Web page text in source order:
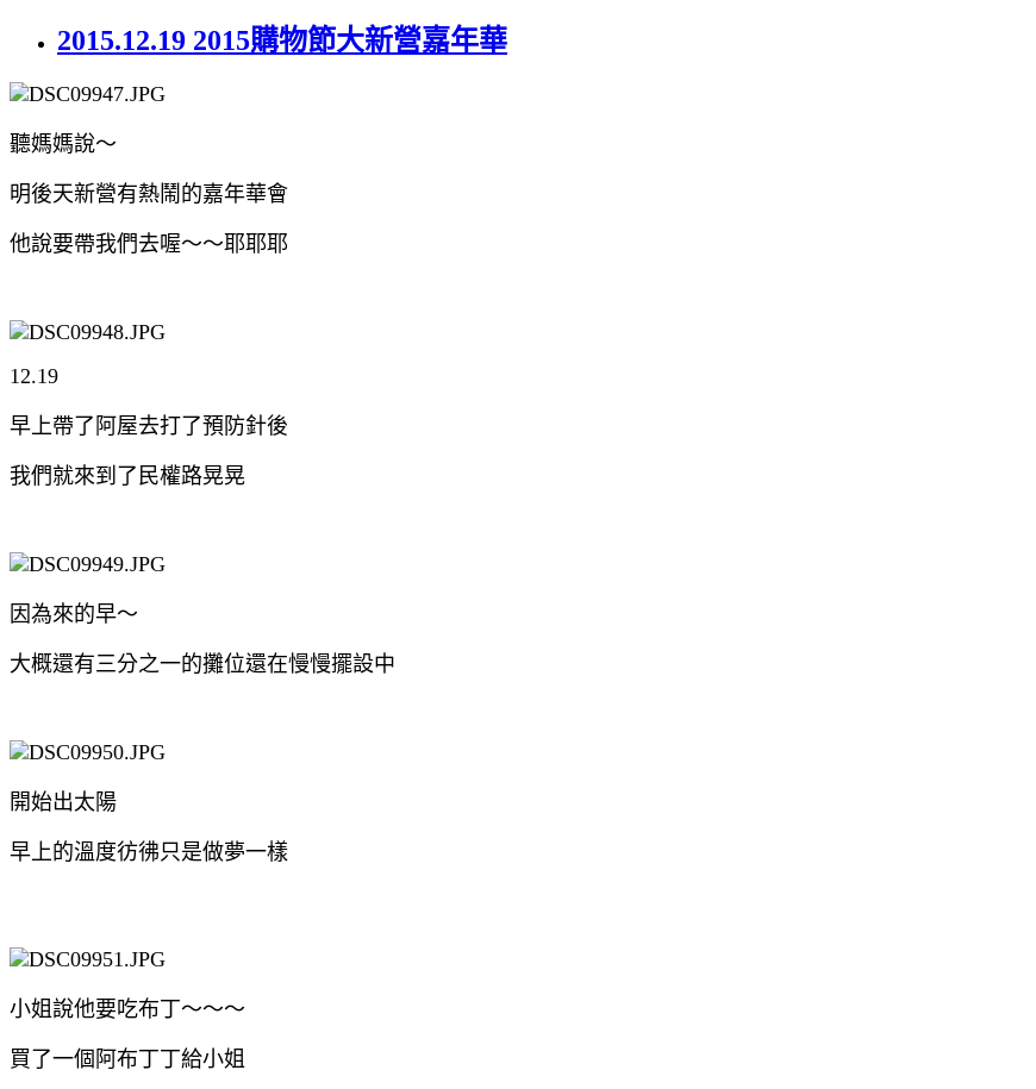
2015.12.19 2015購物節大新營嘉年華
聽媽媽說～
明後天新營有熱鬧的嘉年華會
他說要帶我們去喔～～耶耶耶
12.19
早上帶了阿屋去打了預防針後
我們就來到了民權路晃晃
因為來的早～
大概還有三分之一的攤位還在慢慢擺設中
開始出太陽
早上的溫度彷彿只是做夢一樣
小姐說他要吃布丁～～～
買了一個阿布丁丁給小姐